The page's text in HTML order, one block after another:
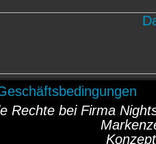
Rechte bei Firma